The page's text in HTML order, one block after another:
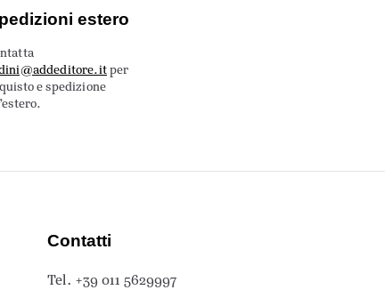
estero
per
e spedizione
Contatti
Tel. +39 011 5629997